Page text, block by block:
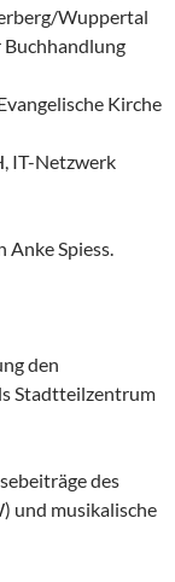
Wuppertal
Kirche
IT-Netzwerk
Spiess.
den
Stadtteilzentrum
des
und musikalische